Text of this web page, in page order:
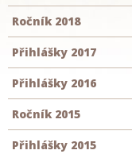
Ročník 2018
Přihlášky 2017
Přihlášky 2016
Ročník 2015
Přihlášky 2015